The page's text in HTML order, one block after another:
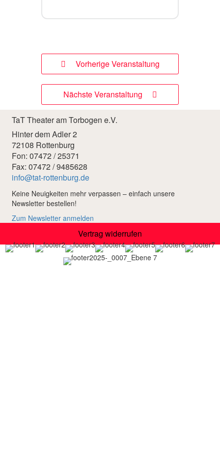
Vorherige Veranstaltung
Nächste Veranstaltung
TaT Theater am Torbogen e.V.
Hinter dem Adler 2
72108 Rottenburg
Fon: 07472 / 25371
Fax: 07472 / 9485628
info@tat-rottenburg.de
Keine Neuigkeiten mehr verpassen – einfach unsere
Newsletter bestellen!
Zum Newsletter anmelden
Vertrag widerrufen